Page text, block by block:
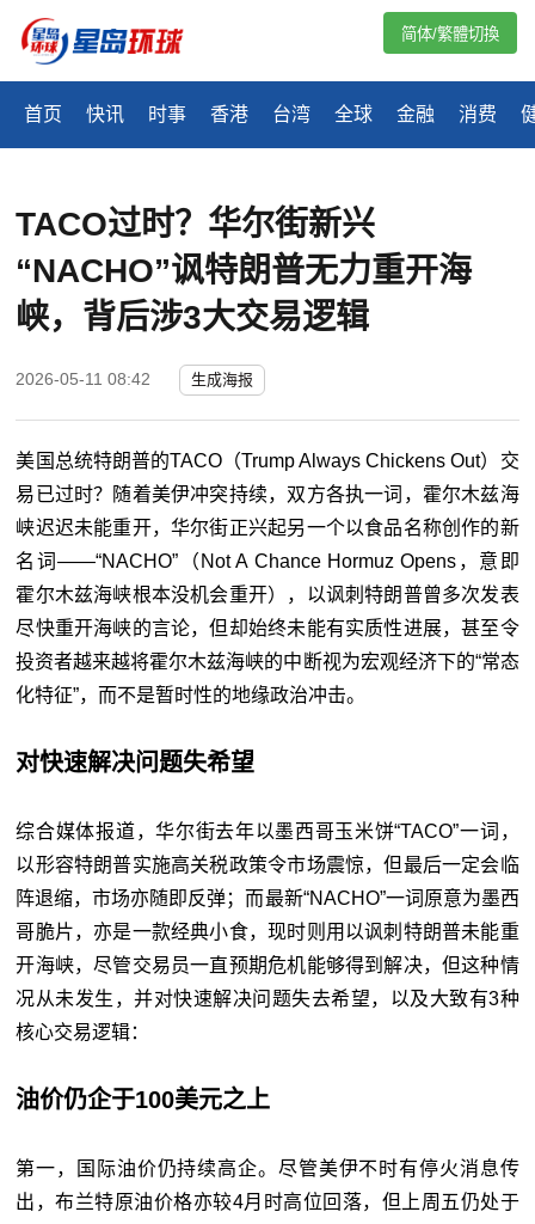
首页 快讯 时事 香港 台湾 全球 金融 消费
简体/繁體切換
TACO过时？华尔街新兴
“NACHO”讽特朗普无力重开海
峡，背后涉3大交易逻辑
2026-05-11 08:42 生成海报
美国总统特朗普的TACO（Trump Always Chickens Out）交
易已过时？随着美伊冲突持续，双方各执一词，霍尔木兹海
峡迟迟未能重开，华尔街正兴起另一个以食品名称创作的新
名词——“NACHO”（Not A Chance Hormuz Opens，意即
霍尔木兹海峡根本没机会重开），以讽刺特朗普曾多次发表
尽快重开海峡的言论，但却始终未能有实质性进展，甚至令
投资者越来越将霍尔木兹海峡的中断视为宏观经济下的“常态
化特征”，而不是暂时性的地缘政治冲击。
对快速解决问题失希望
综合媒体报道，华尔街去年以墨西哥玉米饼“TACO”一词，
以形容特朗普实施高关税政策令市场震惊，但最后一定会临
阵退缩，市场亦随即反弹；而最新“NACHO”一词原意为墨西
哥脆片，亦是一款经典小食，现时则用以讽刺特朗普未能重
开海峡，尽管交易员一直预期危机能够得到解决，但这种情
况从未发生，并对快速解决问题失去希望，以及大致有3种
核心交易逻辑：
油价仍企于100美元之上
第一，国际油价仍持续高企。尽管美伊不时有停火消息传
出，布兰特原油价格亦较4月时高位回落，但上周五仍处于